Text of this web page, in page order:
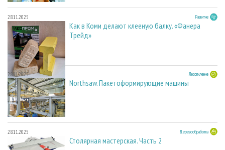
28.11.2025 Развитие
Как в Коми делают клееную балку. «Фанера
Трейд»
28.11.2025 Лесопиление
Northsaw. Пакетоформирующие машины
28.11.2025 Деревообработка
Столярная мастерская. Часть 2